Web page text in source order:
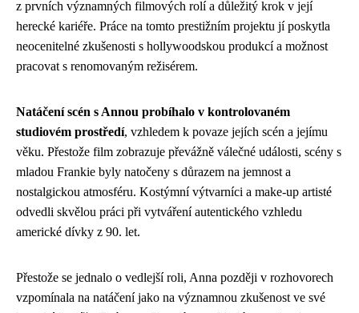
z prvních významných filmových rolí a důležitý krok v její
herecké kariéře. Práce na tomto prestižním projektu jí poskytla
neocenitelné zkušenosti s hollywoodskou produkcí a možnost
pracovat s renomovaným režisérem.
Natáčení scén s Annou probíhalo v kontrolovaném
studiovém prostředí, vzhledem k povaze jejích scén a jejímu
věku. Přestože film zobrazuje převážně válečné události, scény s
mladou Frankie byly natočeny s důrazem na jemnost a
nostalgickou atmosféru. Kostýmní výtvarníci a make-up artisté
odvedli skvělou práci při vytváření autentického vzhledu
americké dívky z 90. let.
Přestože se jednalo o vedlejší roli, Anna později v rozhovorech
vzpomínala na natáčení jako na významnou zkušenost ve své